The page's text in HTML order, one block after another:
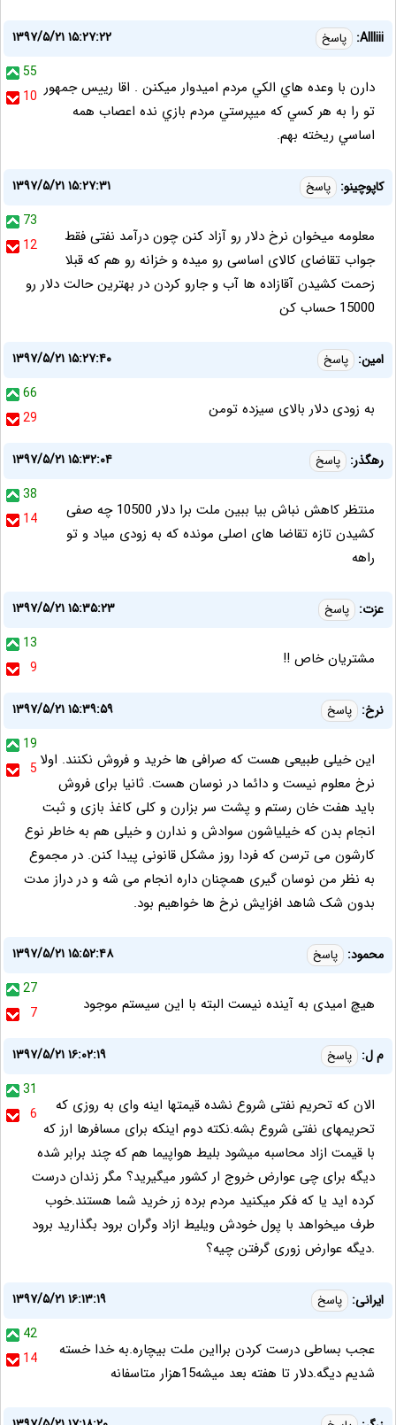
Allliii: پاسخ
۱۳۹۷/۵/۲۱ ۱۵:۲۷:۲۲
55
10 دارن با وعده هاي الكي مردم اميدوار ميكنن . اقا رييس جمهور
تو را به هر كسي كه ميپرستي مردم بازي نده اعصاب همه
اساسي ريخته بهم.
کاپوچینو: پاسخ
۱۳۹۷/۵/۲۱ ۱۵:۲۷:۳۱
73
12
معلومه میخوان نرخ دلار رو آزاد کنن چون درآمد نفتی فقط
جواب تقاضای کالای اساسی رو میده و خزانه رو هم که قبلا
زحمت کشیدن آقازاده ها آب و جارو کردن در بهترین حالت دلار رو
15000 حساب کن
امین: پاسخ
۱۳۹۷/۵/۲۱ ۱۵:۲۷:۴۰
66
29
به زودی دلار بالای سیزده تومن
رهگذر: پاسخ
۱۳۹۷/۵/۲۱ ۱۵:۳۲:۰۴
38
14
منتظر کاهش نباش بیا ببین ملت برا دلار 10500 چه صفی
کشیدن تازه تقاضا های اصلی مونده که به زودی میاد و تو
راهه
عزت: پاسخ
۱۳۹۷/۵/۲۱ ۱۵:۳۵:۲۳
13
9
مشتریان خاص !!
نرخ: پاسخ
۱۳۹۷/۵/۲۱ ۱۵:۳۹:۵۹
19
5 این خیلی طبیعی هست که صرافی ها خرید و فروش نکنند. اولا
نرخ معلوم نیست و دائما در نوسان هست. ثانیا برای فروش
باید هفت خان رستم و پشت سر بزارن و کلی کاغذ بازی و ثبت
انجام بدن که خیلیاشون سوادش و ندارن و خیلی هم به خاطر نوع
کارشون می ترسن که فردا روز مشکل قانونی پیدا کنن. در مجموع
به نظر من نوسان گیری همچنان داره انجام می شه و در دراز مدت
بدون شک شاهد افزایش نرخ ها خواهیم بود.
محمود: پاسخ
۱۳۹۷/۵/۲۱ ۱۵:۵۲:۴۸
27
7
هیچ امیدی به آینده نیست البته با این سیستم موجود
م ل: پاسخ
۱۳۹۷/۵/۲۱ ۱۶:۰۲:۱۹
31
6
الان که تحریم نفتی شروع نشده قیمتها اینه وای به روزی که
تحریمهای نفتی شروع بشه.نکته دوم اینکه برای مسافرها ارز که
با قیمت ازاد محاسبه میشود بلیط هواپیما هم که چند برابر شده
دیگه برای چی عوارض خروج ار کشور میگیرید؟ مگر زندان درست
کرده اید یا که فکر میکنید مردم برده زر خرید شما هستند.خوب
طرف میخواهد با پول خودش ویلیط ازاد وگران برود بگذارید برود
.دیگه عوارض زوری گرفتن چیه؟
ایرانی: پاسخ
۱۳۹۷/۵/۲۱ ۱۶:۱۳:۱۹
42
14
عجب بساطی درست کردن برااین ملت بیچاره.به خدا خسته
شدیم دیگه.دلار تا هفته بعد میشه15هزار متاسفانه